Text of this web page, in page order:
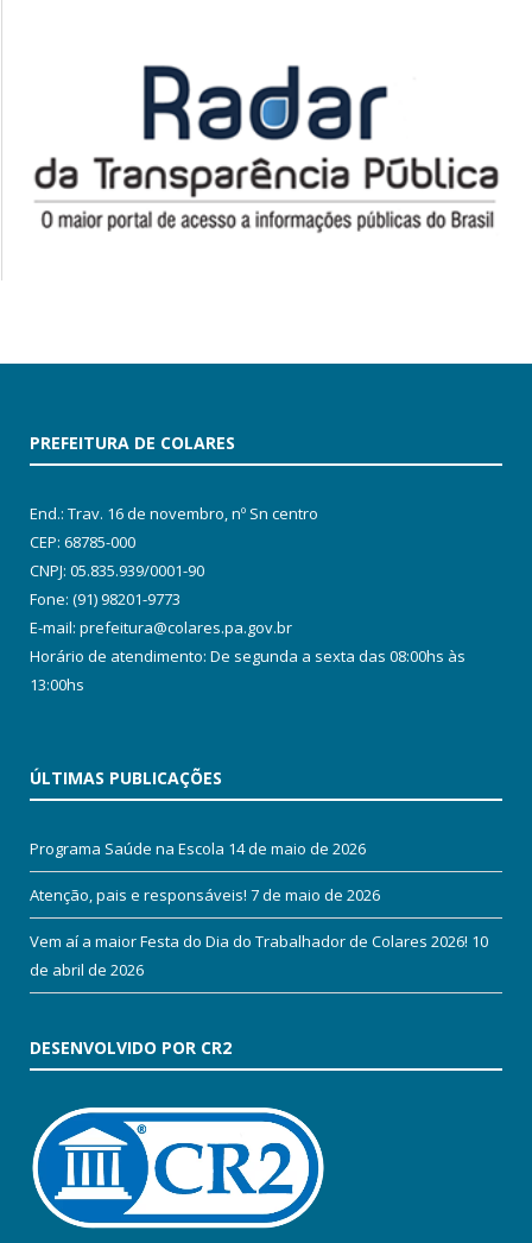
PREFEITURA DE COLARES
End.: Trav. 16 de novembro, nº Sn centro
CEP: 68785-000
CNPJ: 05.835.939/0001-90
Fone: (91) 98201-9773
E-mail: prefeitura@colares.pa.gov.br
Horário de atendimento: De segunda a sexta das 08:00hs às
13:00hs
ÚLTIMAS PUBLICAÇÕES
Programa Saúde na Escola 14 de maio de 2026
Atenção, pais e responsáveis! 7 de maio de 2026
Vem aí a maior Festa do Dia do Trabalhador de Colares 2026! 10
de abril de 2026
DESENVOLVIDO POR CR2